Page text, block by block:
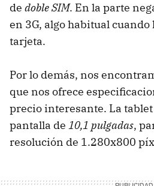
de doble SIM. En la parte
en 3G, algo habitual cuando
tarjeta.
Por lo demás, nos
que nos ofrece
precio interesante. La
pantalla de 10,1 pulgadas,
resolución de 1.280x800